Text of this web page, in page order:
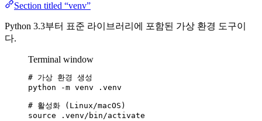
Section titled “venv”
Python 3.3부터 표준 라이브러리에 포함된 가상 환경 도구이
다.
Terminal window
# 가상 환경 생성
python
-m venv .venv
# 활성화 (Linux/macOS)
source
.venv/bin/activate